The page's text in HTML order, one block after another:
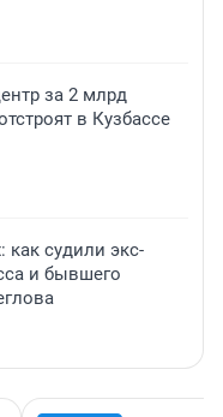
за 2 млрд
в Кузбассе
как судили экс-
и бывшего